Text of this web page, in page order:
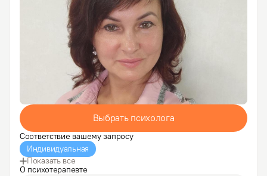
Выбрать психолога
Соответствие вашему запросу
Индивидуальная
Показать все
О психотерапевте